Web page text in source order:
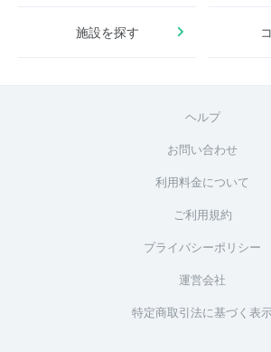
施設を探す
ヘルプ
お問い合わせ
利用料金について
ご利用規約
プライバシーポリシー
運営会社
特定商取引法に基づく表